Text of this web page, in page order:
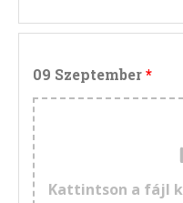
09 Szeptember
Kattintson a fájl